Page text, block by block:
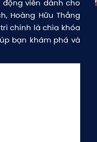
viên dành cho
Hoàng Hữu Thắng
chính là chìa khóa
bạn khám phá và